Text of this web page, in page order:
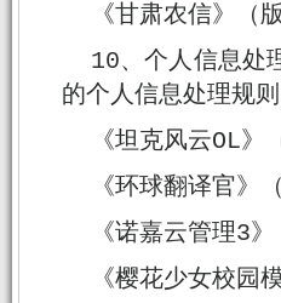
《甘肃农信》（
10、个人信息处
的个人信息处理规
《坦克风云OL
《环球翻译官
《诺嘉云管理3
《樱花少女校